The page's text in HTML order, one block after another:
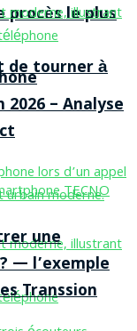
procès le plus
de tourner à
– Analyse
une
— l’exemple
Transsion